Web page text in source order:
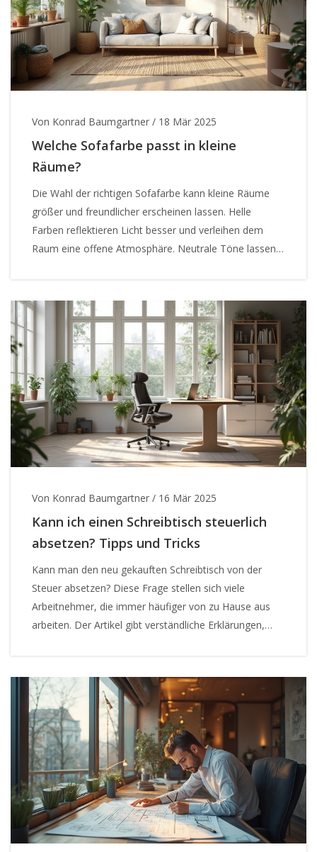
Von Konrad Baumgartner / 18 Mär 2025
Welche Sofafarbe passt in kleine
Räume?
Die Wahl der richtigen Sofafarbe kann kleine Räume
größer und freundlicher erscheinen lassen. Helle
Farben reflektieren Licht besser und verleihen dem
Raum eine offene Atmosphäre. Neutrale Töne lassen
Unterschied machen. Entdecken Sie praktische Tipps,
wie Sie die perfekte Sofafarbe für Ihren kleinen Raum
Von Konrad Baumgartner / 16 Mär 2025
Kann ich einen Schreibtisch steuerlich
absetzen? Tipps und Tricks
Kann man den neu gekauften Schreibtisch von der
Steuer absetzen? Diese Frage stellen sich viele
Arbeitnehmer, die immer häufiger von zu Hause aus
arbeiten. Der Artikel gibt verständliche Erklärungen,
beruflich oder bestimmte finanzielle Grenzen. Mit
praktischen Tipps, um den Kauf beim Finanzamt
geltend zu machen, ist der Artikel eine wertvolle Hilfe
für Steuerzahler.